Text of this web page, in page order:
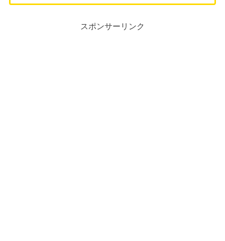
スポンサーリンク